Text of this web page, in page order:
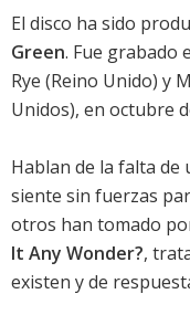
El disco ha sido
Green. Fue grabado
Rye (Reino Unido) y
Unidos), en octubre
Hablan de la falta de
siente sin fuerzas
otros han tomado
It Any Wonder?,
existen y de